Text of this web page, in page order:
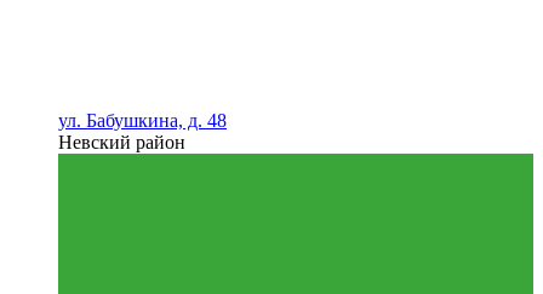
ул. Бабушкина, д. 48
Невский район